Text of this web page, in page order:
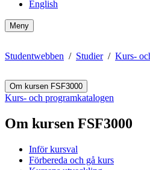
English
Meny
Studentwebben Studier Kurs-
Om kursen FSF3000
Kurs- och programkatalogen
Om kursen FSF3000
Inför kursval
Förbereda och gå kurs